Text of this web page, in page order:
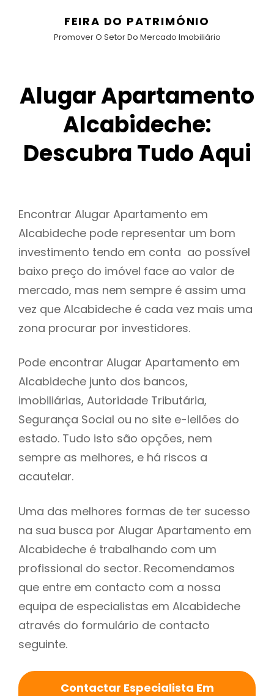
FEIRA DO PATRIMÓNIO
Promover O Setor Do Mercado Imobiliário
Alugar Apartamento
Alcabideche:
Descubra Tudo Aqui
Encontrar Alugar Apartamento em
Alcabideche pode representar um bom
investimento tendo em conta ao possível
baixo preço do imóvel face ao valor de
mercado, mas nem sempre é assim uma
vez que Alcabideche é cada vez mais uma
zona procurar por investidores.
Pode encontrar Alugar Apartamento em
Alcabideche junto dos bancos,
imobiliárias, Autoridade Tributária,
Segurança Social ou no site e-leilões do
estado. Tudo isto são opções, nem
sempre as melhores, e há riscos a
acautelar.
Uma das melhores formas de ter sucesso
na sua busca por Alugar Apartamento em
Alcabideche é trabalhando com um
profissional do sector. Recomendamos
que entre em contacto com a nossa
equipa de especialistas em Alcabideche
através do formulário de contacto
seguinte.
Contactar Especialista Em